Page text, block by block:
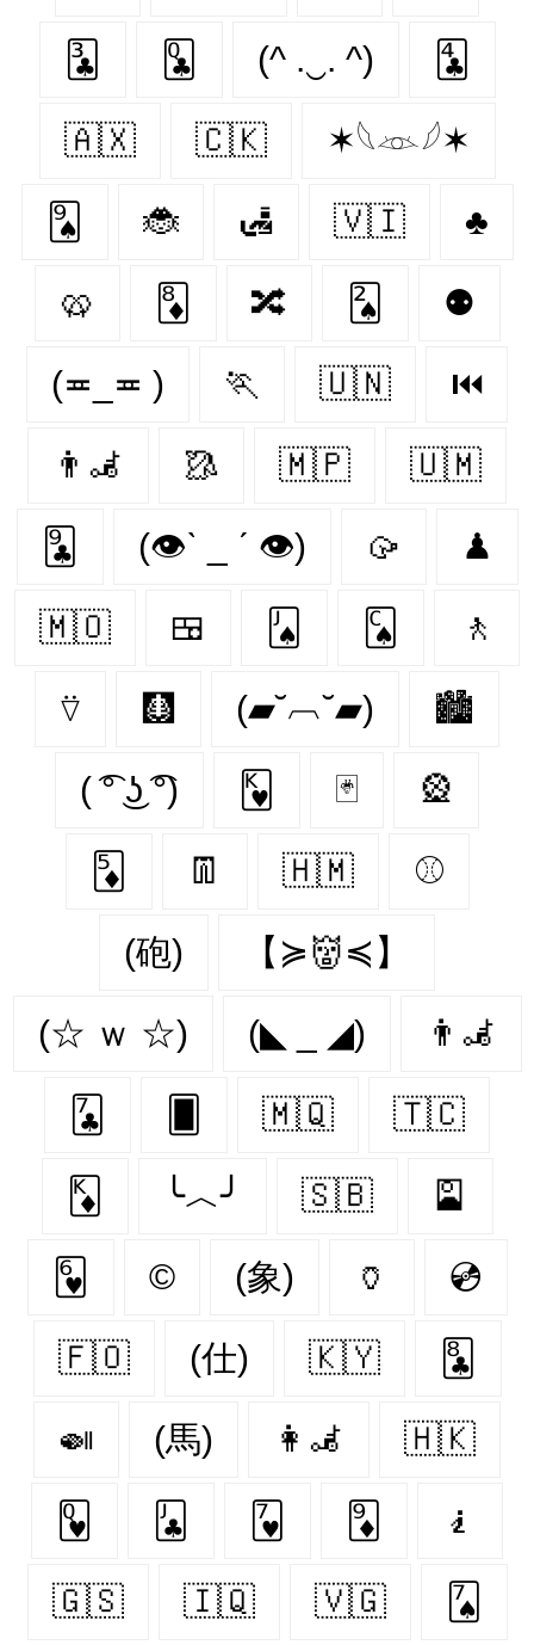
🃓 🃝 (^ .‿. ^) 🃔
🇦🇽 🇨🇰 ✶𓆩𓁺𓆪✶
🂩 🐞 🛃 🇻🇮 ♣️
🥨 🃈 🔀 🂢 ⚉
(≖_≖ ) 🏃‍ 🇺🇳 ⏮
👨‍🦼‍️ 🥻 🇲🇵 🇺🇲
🃙 (👁ˋ _ ˊ 👁) 🥠 ♟
🇲🇴 🍱 🂫 🂬 🚶‍
⍢ 🩻 (▰˘︹˘▰) 🏙
( ͡° ͜ʖ ͡°) 🂾 🃏 🎡
🃅 👖 🇭🇲 ⚾️
(砲) 【≽👹≼】
(☆ ｗ ☆) (◣ _ ◢) 👨‍🦼
🃗 🇲🇶 🇹🇨
🃎 ╰︿╯ 🇸🇧 🎴
🂶 © (象) 🏺 💿
🇫🇴 (仕) 🇰🇾 🃘
🍛 (馬) 👩‍🦼 🇭🇰
🂽 🃛 🂷 🃉 🧎
🇬🇸 🇮🇶 🇻🇬 🂧